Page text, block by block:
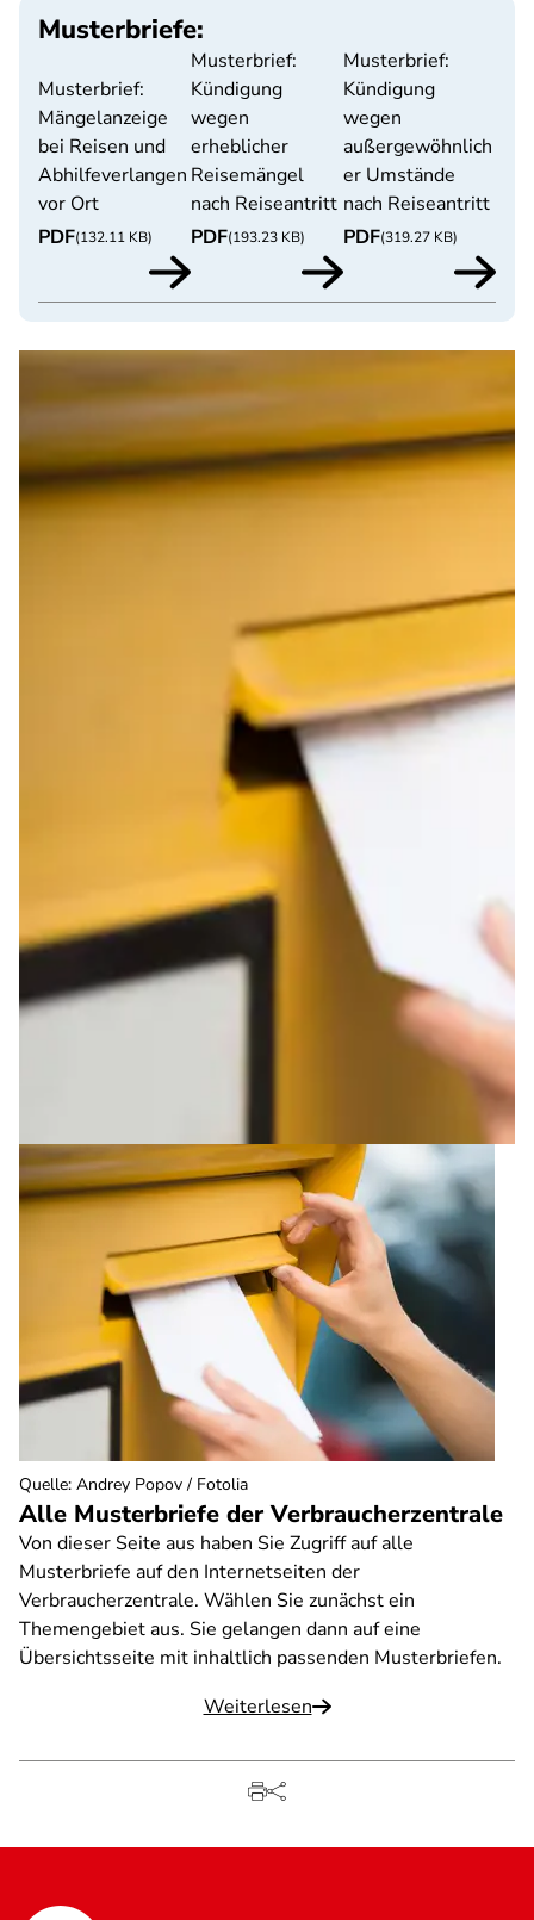
Musterbriefe:
Musterbrief:
Mängelanzeige
bei Reisen und
Abhilfeverlangen
vor Ort
PDF(132.11 KB)
Musterbrief:
Kündigung
wegen
erheblicher
Reisemängel
nach Reiseantritt
PDF(193.23 KB)
Musterbrief:
Kündigung
wegen
außergewöhnlich
er Umstände
nach Reiseantritt
PDF(319.27 KB)
Alle Musterbriefe der Verbraucherzentrale
Von dieser Seite aus haben Sie Zugriff auf alle
Musterbriefe auf den Internetseiten der
Verbraucherzentrale. Wählen Sie zunächst ein
Themengebiet aus. Sie gelangen dann auf eine
Übersichtsseite mit inhaltlich passenden Musterbriefen.
Weiterlesen
Quelle: Andrey Popov / Fotolia